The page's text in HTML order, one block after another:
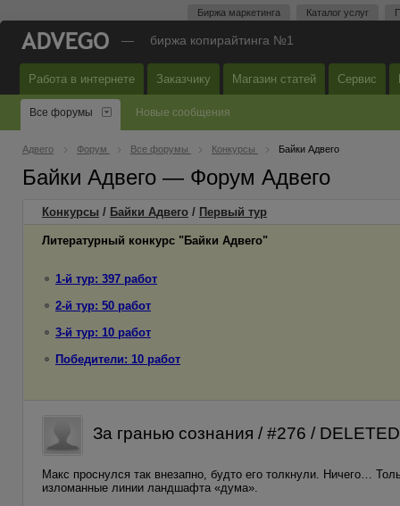
Биржа маркетинга Каталог услуг
— биржа копирайтинга №1
Работа в интернете Заказчику Магазин статей Сервис
Все форумы Новые сообщения
Адвего Форум Все форумы Конкурсы Байки Адвего
Байки Адвего — Форум Адвего
Конкурсы / Байки Адвего / Первый тур
Литературный конкурс "Байки Адвего"
1-й тур: 397 работ
2-й тур: 50 работ
3-й тур: 10 работ
Победители: 10 работ
За гранью сознания / #276 / DELETED
Макс проснулся так внезапно, будто его толкнули. Ничего…
изломанные линии ландшафта «дума».